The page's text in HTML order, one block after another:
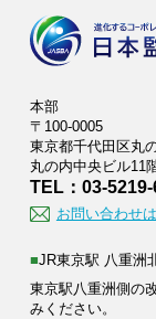
本部
〒100-0005
東京都千代田区丸
丸の内中央ビル11
TEL：03-5219-
お問い合わせ
■JR東京駅 八重
東京駅八重洲側の
みください。